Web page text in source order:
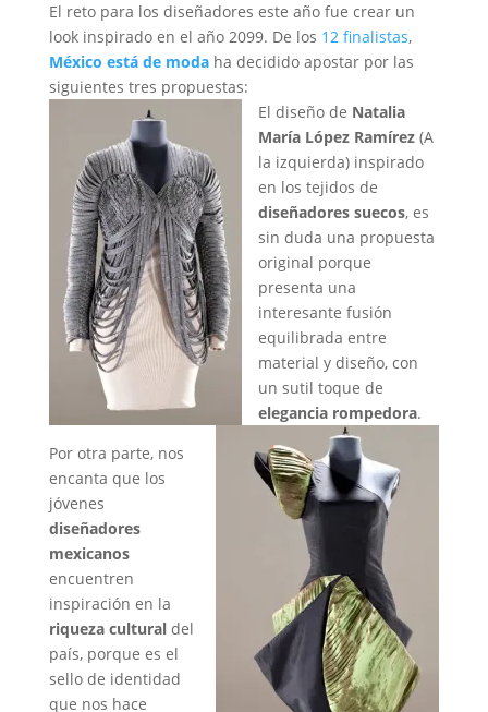
El reto para los diseñadores este año fue crear un
look inspirado en el año 2099. De los 12 finalistas,
México está de modaha decidido apostar por las
siguientes tres propuestas:
El diseño de Natalia
María López Ramírez(A
la izquierda) inspirado
en los tejidos de
diseñadores suecos, es
sin duda una propuesta
original porque
presenta una
interesante fusión
equilibrada entre
material y diseño, con
un sutil toque de
elegancia rompedora.
Por otra parte, nos
encanta que los
jóvenes
diseñadores
mexicanos
encuentren
inspiración en la
riqueza culturaldel
país, porque es el
sello de identidad
que nos hace